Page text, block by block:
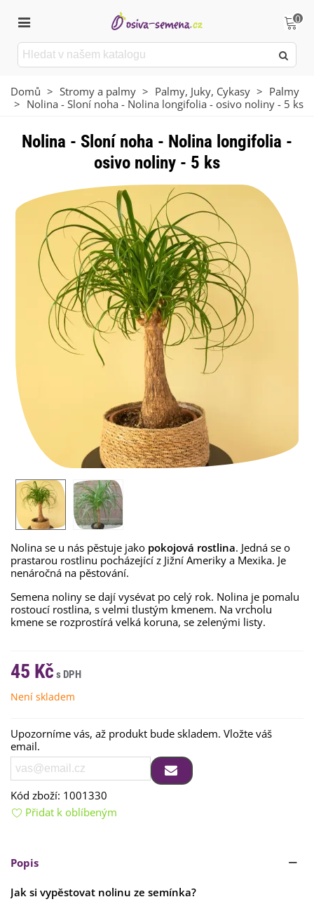
0
Domů > Stromy a palmy > Palmy, Juky, Cykasy > Palmy
> Nolina - Sloní noha - Nolina longifolia - osivo noliny - 5 ks
Nolina - Sloní noha - Nolina longifolia -
osivo noliny - 5 ks
Nolina se u nás pěstuje jako pokojová rostlina. Jedná se o
prastarou rostlinu pocházející z Jižní Ameriky a Mexika. Je
nenáročná na pěstování.
Semena noliny se dají vysévat po celý rok. Nolina je pomalu
rostoucí rostlina, s velmi tlustým kmenem. Na vrcholu
kmene se rozprostírá velká koruna, se zelenými listy.
45 Kč
Není skladem
Upozorníme vás, až produkt bude skladem. Vložte váš
email.
Kód zboží: 1001330
Přidat k oblíbeným
Popis
Jak si vypěstovat nolinu ze semínka?